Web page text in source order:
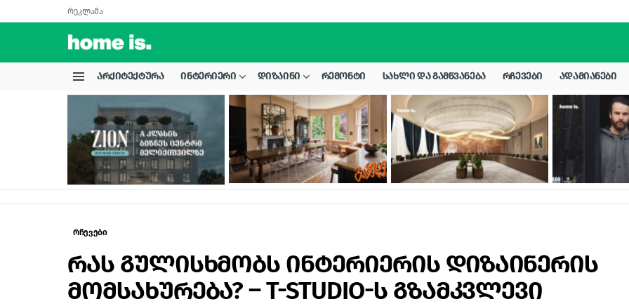
რეკლამა
ᲐᲠᲥᲘᲢᲔᲥᲢᲣᲠᲐ ᲘᲜᲢᲔᲠᲘᲔᲠᲘ ᲓᲘᲖᲐᲘᲜᲘ ᲠᲔᲛᲝᲜᲢᲘ ᲡᲐᲮᲚᲘ ᲓᲐ ᲒᲐᲛᲬᲕᲐᲜᲔᲑᲐ ᲠᲩᲔᲕᲔᲑᲘ ᲐᲓᲐᲛᲘᲐᲜᲔᲑᲘ
STORIES
რჩევები
რას გულისხმობს ინტერიერის დიზაინერის
მომსახურება? – T-STUDIO-ს გზამკვლევი